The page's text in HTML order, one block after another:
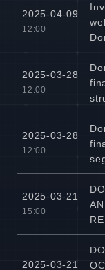
2025-04-09
12:00
2025-03-28
12:00
2025-03-28
12:00
2025-03-21
15:00
2025-03-21